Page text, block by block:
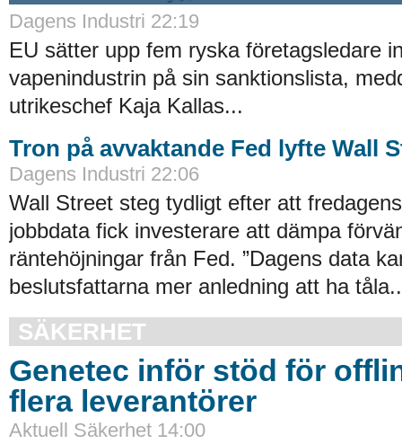
Dagens Industri 22:19
EU sätter upp fem ryska företagsledare
vapenindustrin på sin sanktionslista,
utrikeschef Kaja Kallas...
Tron på avvaktande Fed lyfte Wall
Dagens Industri 22:06
Wall Street steg tydligt efter att
jobbdata fick investerare att dämpa
räntehöjningar från Fed. ”Dagens data
beslutsfattarna mer anledning att ha tåla..
SÄKERHET
Genetec inför stöd för
flera leverantörer
Aktuell Säkerhet 14:00